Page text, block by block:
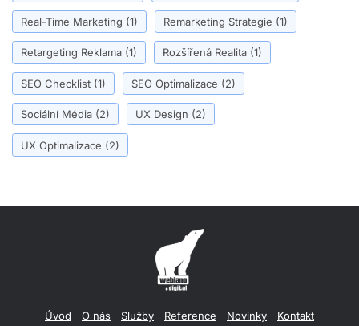
Real-Time Marketing (1) Remarketing Strategie (1)
Retargeting Reklama (1) Rozšířená Realita (1)
SEO Checklist (1) SEO Optimalizace (2)
Sociální Média (2) UX Design (2)
UX Optimalizace (2)
Úvod O nás Služby Reference Novinky Kontakt